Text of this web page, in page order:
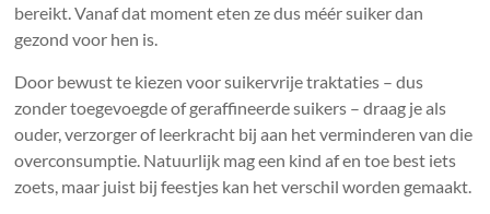
bereikt. Vanaf dat moment eten ze dus méér suiker dan
gezond voor hen is.
Door bewust te kiezen voor suikervrije traktaties – dus
zonder toegevoegde of geraffineerde suikers – draag je als
ouder, verzorger of leerkracht bij aan het verminderen van die
overconsumptie. Natuurlijk mag een kind af en toe best iets
zoets, maar juist bij feestjes kan het verschil worden gemaakt.